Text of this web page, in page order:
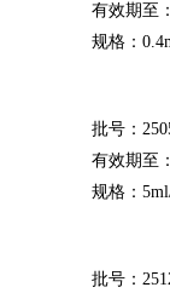
有效期至
规格：
批号：
有效期至
规格：
批号：